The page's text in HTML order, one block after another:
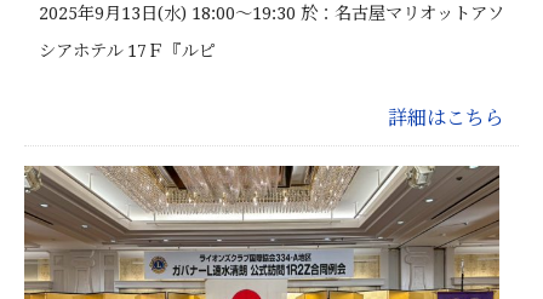
2025年9月13日(水) 18:00～19:30 於：名古屋マリオットアソ
シアホテル 17Ｆ『ルピ
詳細はこちら